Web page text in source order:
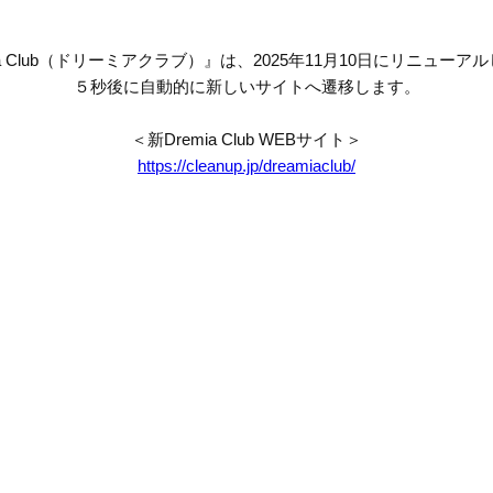
Club（ドリーミアクラブ）』は、2025年11月10日にリニューアル
５秒後に自動的に新しいサイトへ遷移します。
＜新Dremia Club WEBサイト＞
https://cleanup.jp/dreamiaclub/